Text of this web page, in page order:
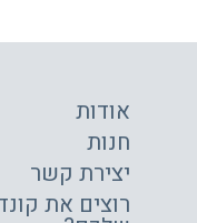
אודות
חנות
יצירת קשר
רוצים את